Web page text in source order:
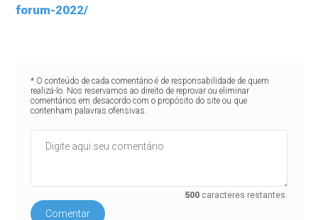
forum-2022/
* O conteúdo de cada comentário é de responsabilidade de quem
realizá-lo. Nos reservamos ao direito de reprovar ou eliminar
comentários em desacordo com o propósito do site ou que
contenham palavras ofensivas.
500 caracteres restantes.
Comentar